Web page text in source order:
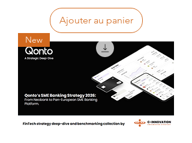
Ajouter au panier
New